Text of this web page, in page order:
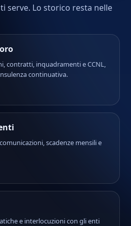
serve. Lo storico resta nelle
contratti, inquadramenti e CCNL,
continuativa.
scadenze mensili e
e interlocuzioni con gli enti